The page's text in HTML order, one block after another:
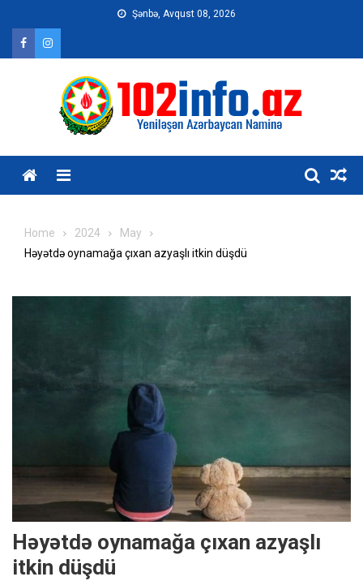
content
Şənbə, Avqust 08, 2026
Home 2024
May
Həyətdə oynamağa çıxan azyaşlı itkin düşdü
Həyətdə oynamağa çıxan azyaşlı
itkin düşdü